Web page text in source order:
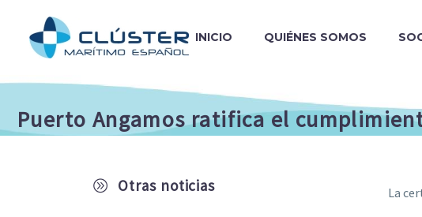
INICIO QUIÉNES SOMOS
Puerto Angamos ratifica el
A Otras noticias La